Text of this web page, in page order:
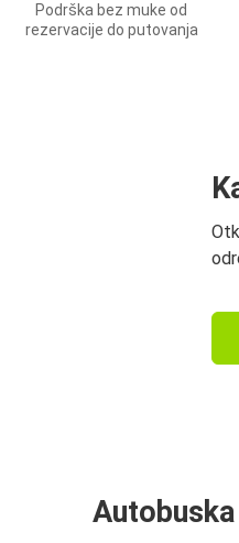
Podrška bez muke od
rezervacije do putovanja